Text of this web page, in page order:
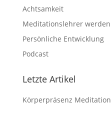
Achtsamkeit
Meditationslehrer werden
Persönliche Entwicklung
Podcast
Letzte Artikel
Körperpräsenz Meditation